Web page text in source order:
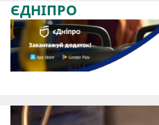
ЄДНІПРО